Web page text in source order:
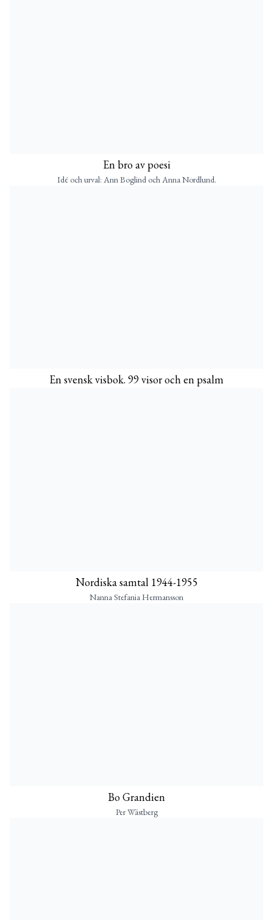
En bro av poesi
Idé och urval: Ann Boglind och Anna Nordlund.
En svensk visbok. 99 visor och en psalm
Nordiska samtal 1944-1955
Nanna Stefania Hermansson
Bo Grandien
Per Wästberg